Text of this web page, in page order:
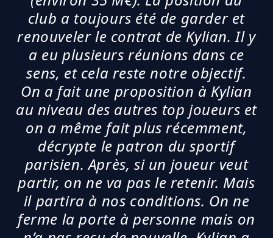
club a toujours été de garder et
renouveler le contrat de Kylian. Il y
a eu plusieurs réunions dans ce
sens, et cela reste notre objectif.
On a fait une proposition à Kylian
au niveau des autres top joueurs et
on a même fait plus récemment,
décrypte le patron du sportif
parisien. Après, si un joueur veut
partir, on ne va pas le retenir. Mais
il partira à nos conditions. On ne
ferme la porte à personne mais on